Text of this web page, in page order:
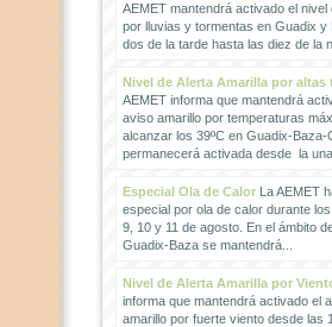
AEMET mantendrá activado el nivel
por lluvias y tormentas en Guadix y
dos de la tarde hasta las diez de la
Nivel de Alerta Amarilla por altas
AEMET informa que mantendrá
aviso amarillo por temperaturas
alcanzar los 39ºC en Guadix-
permanecerá activada desde la una
Especial Ola de CalorLa AEMET
especial por ola de calor durante
9, 10 y 11 de agosto. En el ámbito
Guadix-Baza se mantendrá...
Nivel de Alerta Amarilla por
informa que mantendrá activado el
amarillo por fuerte viento desde las